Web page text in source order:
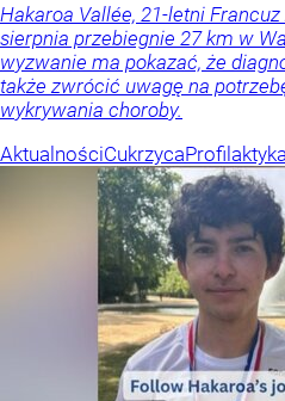
Hakaroa Vallée, 21-letni
sierpnia przebiegnie 27 km w
wyzwanie ma pokazać, że
także zwrócić uwagę na
wykrywania choroby.
AktualnościCukrzyca